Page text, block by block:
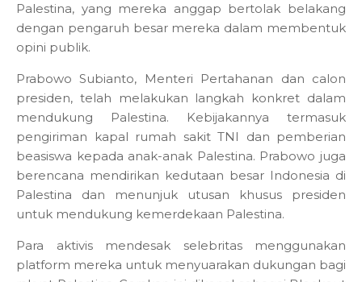
Palestina, yang mereka anggap bertolak belakang
dengan pengaruh besar mereka dalam membentuk
opini publik.
Prabowo Subianto, Menteri Pertahanan dan calon
presiden, telah melakukan langkah konkret dalam
mendukung Palestina. Kebijakannya termasuk
pengiriman kapal rumah sakit TNI dan pemberian
beasiswa kepada anak-anak Palestina. Prabowo juga
berencana mendirikan kedutaan besar Indonesia di
Palestina dan menunjuk utusan khusus presiden
untuk mendukung kemerdekaan Palestina.
Para aktivis mendesak selebritas menggunakan
platform mereka untuk menyuarakan dukungan bagi